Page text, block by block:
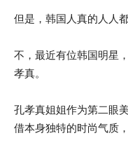
但是，韩国人真的人人
不，最近有位韩国明星
孝真。
孔孝真姐姐作为第二眼
借本身独特的时尚气质